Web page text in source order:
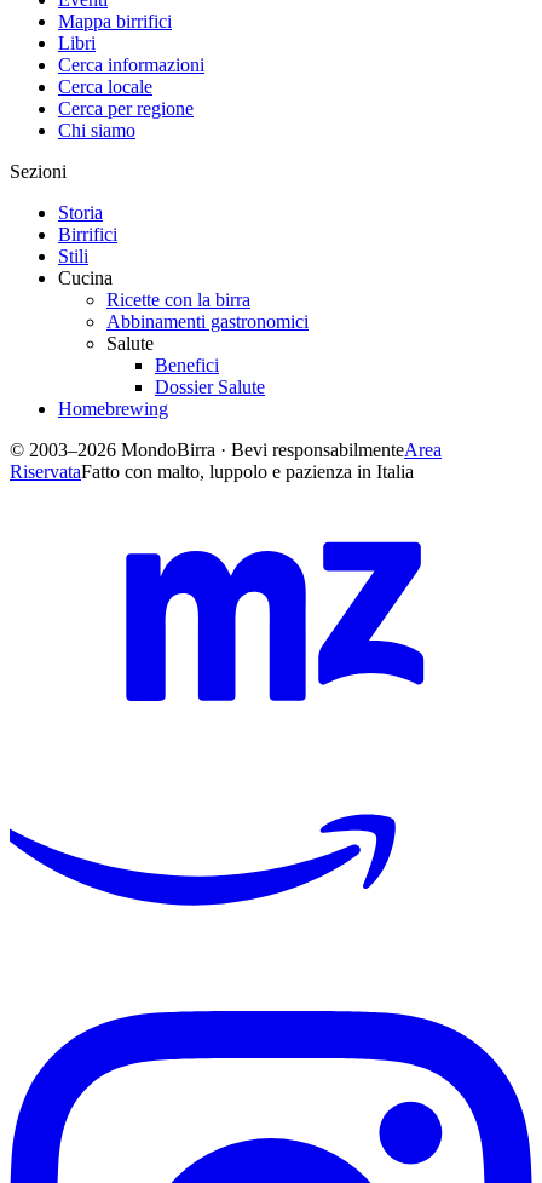
Mappa birrifici
Libri
Cerca informazioni
Cerca locale
Cerca per regione
Chi siamo
Sezioni
Storia
Birrifici
Stili
Cucina
Ricette con la birra
Abbinamenti gastronomici
Salute
Benefici
Dossier Salute
Homebrewing
© 2003–2026 MondoBirra · Bevi responsabilmenteArea
RiservataFatto con malto, luppolo e pazienza in Italia